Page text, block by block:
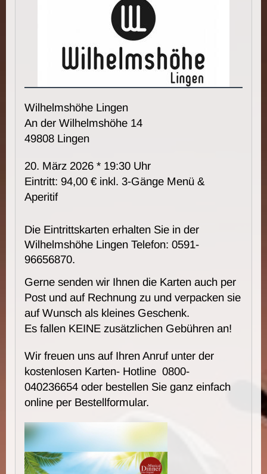
Wilhelmshöhe Lingen
An der Wilhelmshöhe 14
49808 Lingen
20. März 2026 * 19:30 Uhr
Eintritt: 94,00 € inkl. 3-Gänge Menü &
Aperitif
Die Eintrittskarten erhalten Sie in der
Wilhelmshöhe Lingen Telefon: 0591-
96656870.
Gerne senden wir Ihnen die Karten auch per
Post und auf Rechnung zu und verpacken sie
auf Wunsch als kleines Geschenk.
Es fallen KEINE zusätzlichen Gebühren an!
Wir freuen uns auf Ihren Anruf unter der
kostenlosen Karten- Hotline 0800-
040236654 oder bestellen Sie ganz einfach
online per Bestellformular.